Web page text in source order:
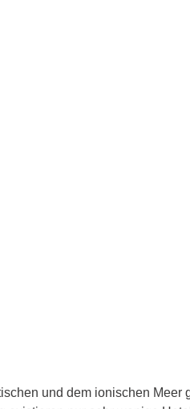
und dem ionischen Meer